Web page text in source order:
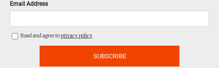
ACT ON SPECIFIED COMMERCIAL TRANSACTIONS
COMPANY
THE JAPAN TIMES CUBE INC. ALL RIGHTS RESERVED
Email Address
Read and agree toprivacy policy